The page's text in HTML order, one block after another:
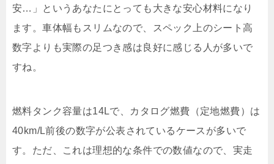
安…」というあなたにとっても大きな安心材料になり
ます。車体幅もスリムなので、スペック上のシート高
数字よりも実際の足つき感は良好に感じる人が多いで
すね。
燃料タンク容量は14Lで、カタログ燃費（定地燃費）は
40km/L前後の数字が公表されているケースが多いで
す。ただ、これは理想的な条件での数値なので、実走